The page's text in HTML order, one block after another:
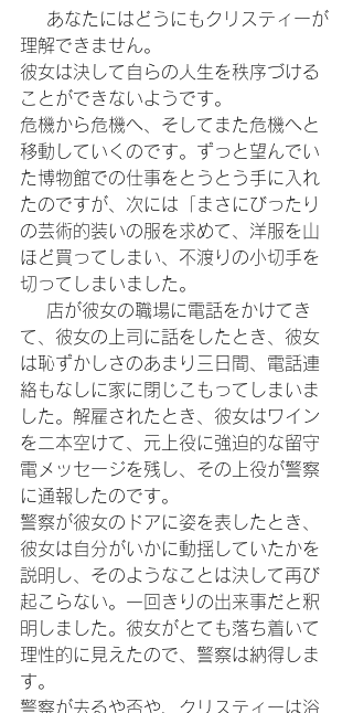
理解できません。
彼女は決して自らの人生を秩序づける
ことができないようです。
危機から危機へ、そしてまた危機へと
移動していくのです。ずっと望んでい
た博物館での仕事をとうとう手に入れ
たのですが、次には「まさにびったり
の芸術的装いの服を求めて、洋服を山
ほど買ってしまい、不渡りの小切手を
切ってしまいました。
て、彼女の上司に話をしたとき、彼女
は恥ずかしさのあまり三日間、電話連
絡もなしに家に閉じこもってしまいま
した。解雇されたとき、彼女はワイン
を二本空けて、元上役に強迫的な留守
電メッセージを残し、その上役が警察
に通報したのです。
警察が彼女のドアに姿を表したとき、
彼女は自分がいかに動揺していたかを
説明し、そのようなことは決して再び
起こらない。一回きりの出来事だと釈
明しました。彼女がとても落ち着いて
理性的に見えたので、警察は納得しま
す。
警察が去るや否や、クリスティーは浴